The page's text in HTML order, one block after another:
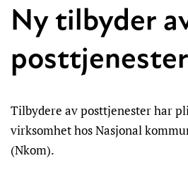
Ny tilbyder
posttjenester
Tilbydere av posttjenester har
virksomhet hos Nasjonal
(Nkom).